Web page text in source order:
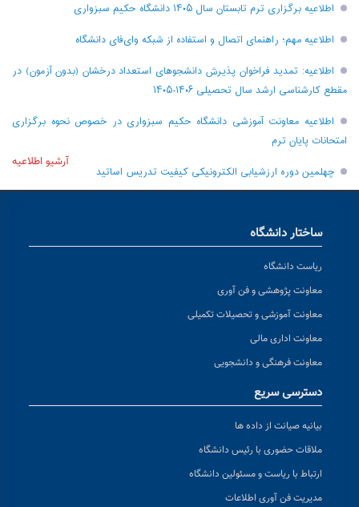
اطلاعیه برگزاری ترم تابستان سال ۱۴۰۵ دانشگاه حکیم سبزواری
اطلاعیه مهم؛ راهنمای اتصال و استفاده از شبکه وای‌فای دانشگاه
اطلاعیه: تمدید فراخوان پذیرش دانشجو‌های استعداد درخشان (بدون آزمون) در
مقطع کارشناسی ارشد سال تحصیلی ۱۴۰۶-۱۴۰۵
اطلاعیه معاونت آموزشی دانشگاه حکیم سبزواری در خصوص نحوه برگزاری
امتحانات پایان ترم
چهلمین دوره ارزشیابی الکترونیکی کیفیت تدریس اساتید
آرشیو اطلاعیه
ساختار دانشگاه
ریاست دانشگاه
معاونت پژوهشی و فن آوری
معاونت آموزشی و تحصیلات تکمیلی
معاونت اداری مالی
معاونت فرهنگی و دانشجویی
دسترسی سریع
بیانیه صیانت از داده ها
ملاقات حضوری با رئیس دانشگاه
ارتباط با ریاست و مسئولین دانشگاه
مدیریت فن آوری اطلاعات